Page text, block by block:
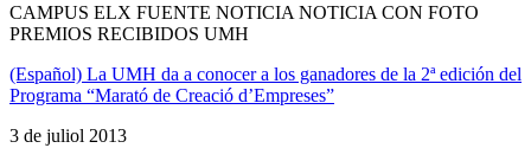
CAMPUS ELX FUENTE NOTICIA NOTICIA CON FOTO
PREMIOS RECIBIDOS UMH
(Español) La UMH da a conocer a los ganadores de la 2ª edición del
Programa “Marató de Creació d’Empreses”
3 de juliol 2013